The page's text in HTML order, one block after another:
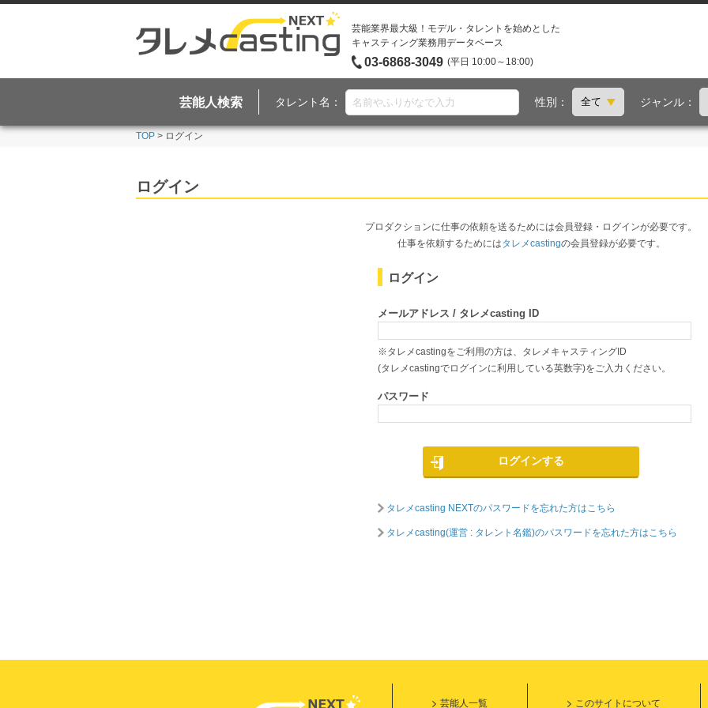
芸能業界最大級！モデル・タレントを始めとした
キャスティング業務用データベース
03-6868-3049 (平日 10:00～18:00)
芸能人検索 タレント名： 性別： ジャンル：
TOP > ログイン
ログイン
プロダクションに仕事の依頼を送るためには会員登録・ログインが必要です。
仕事を依頼するためにはタレメcastingの会員登録が必要です。
ログイン
メールアドレス / タレメcasting ID
※タレメcastingをご利用の方は、タレメキャスティングID
(タレメcastingでログインに利用している英数字)をご入力ください。
パスワード
ログインする
タレメcasting NEXTのパスワードを忘れた方はこちら
タレメcasting(運営 : タレント名鑑)のパスワードを忘れた方はこちら
芸能人一覧 このサイトについて